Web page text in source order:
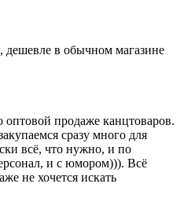
дешевле в обычном магазине
продаже канцтоваров.
сразу много для
всё, что нужно, и по
и с юмором))). Всё
не хочется искать